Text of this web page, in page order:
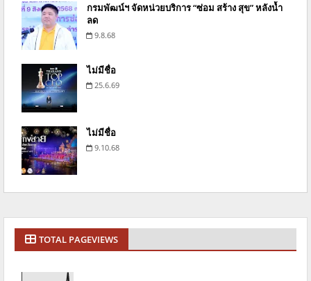
กรมพัฒน์ฯ จัดหน่วยบริการ “ซ่อม สร้าง สุข” หลังน้ำ
ลด
9.8.68
ไม่มีชื่อ
25.6.69
ไม่มีชื่อ
9.10.68
TOTAL PAGEVIEWS